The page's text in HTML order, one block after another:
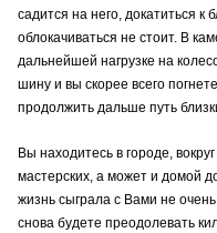
садится на него, докатиться
облокачиваться не стоит. В
дальнейшей нагрузке на
шину и вы скорее всего
продолжить дальше путь
Вы находитесь в городе,
мастерских, а может и домой
жизнь сыграла с Вами не
снова будете преодолевать